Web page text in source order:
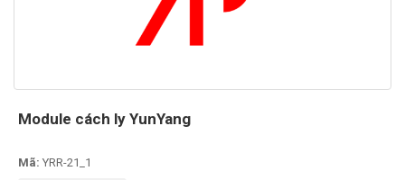
Module cách ly YunYang
Mã: YRR-21_1